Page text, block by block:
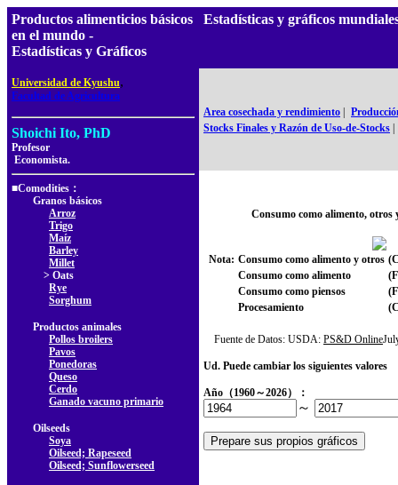
Productos alimenticios básicos
en el mundo -
Estadísticas y Gráficos
Universidad de Kyushu,
Facultad de Agricultura
Shoichi Ito, PhD
Profesor
Economista.
■Comodities：
Granos básicos
Arroz
Trigo
Maíz
Barley
Millet
> Oats
Rye
Sorghum
Productos animales
Pollos broilers
Pavos
Ponedoras
Queso
Cerdo
Ganado vacuno primario
Oilseeds
Soya
Oilseed; Rapeseed
Oilseed; Sunflowerseed
Estadísticas y gráficos
Area cosechada y rendimiento
Stocks Finales y Razón de Uso-de-Stocks
Consumo como alimento, otros
Nota: Consumo como alimento y otros
Consumo como alimento
Consumo como piensos
Procesamiento
Fuente de Datos: USDA: PS&D Online
Ud. Puede cambiar los siguientes valores
Año（1960～2026）：
～